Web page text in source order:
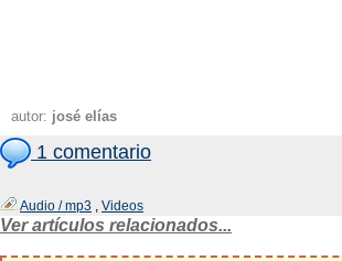
autor: josé elías
1 comentario
Audio / mp3 , Videos
Ver artículos relacionados...